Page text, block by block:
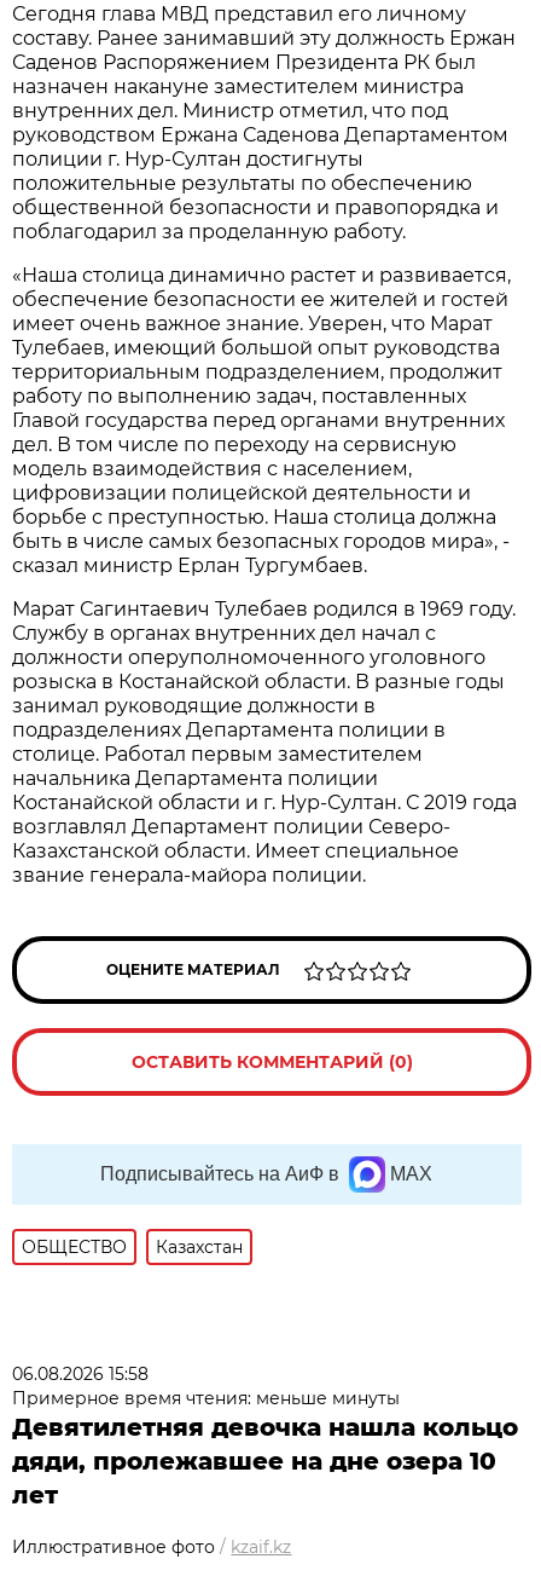
Сегодня глава МВД представил его личному
составу. Ранее занимавший эту должность Ержан
Саденов Распоряжением Президента РК был
назначен накануне заместителем министра
внутренних дел. Министр отметил, что под
руководством Ержана Саденова Департаментом
полиции г. Нур-Султан достигнуты
положительные результаты по обеспечению
общественной безопасности и правопорядка и
поблагодарил за проделанную работу.
«Наша столица динамично растет и развивается,
обеспечение безопасности ее жителей и гостей
имеет очень важное знание. Уверен, что Марат
Тулебаев, имеющий большой опыт руководства
территориальным подразделением, продолжит
работу по выполнению задач, поставленных
Главой государства перед органами внутренних
дел. В том числе по переходу на сервисную
модель взаимодействия с населением,
цифровизации полицейской деятельности и
борьбе с преступностью. Наша столица должна
быть в числе самых безопасных городов мира», -
сказал министр Ерлан Тургумбаев.
Марат Сагинтаевич Тулебаев родился в 1969 году.
Службу в органах внутренних дел начал с
должности оперуполномоченного уголовного
розыска в Костанайской области. В разные годы
занимал руководящие должности в
подразделениях Департамента полиции в
столице. Работал первым заместителем
начальника Департамента полиции
Костанайской области и г. Нур-Султан. С 2019 года
возглавлял Департамент полиции Северо-
Казахстанской области. Имеет специальное
звание генерала-майора полиции.
ОЦЕНИТЕ МАТЕРИАЛ
ОСТАВИТЬ КОММЕНТАРИЙ (0)
Подписывайтесь на АиФ в MAX
ОБЩЕСТВО Казахстан
06.08.2026 15:58
Примерное время чтения: меньше минуты
Девятилетняя девочка нашла кольцо
дяди, пролежавшее на дне озера 10
лет
Иллюстративное фото / kzaif.kz